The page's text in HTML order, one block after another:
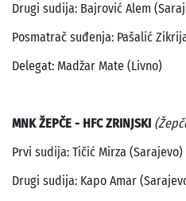
Drugi sudija: Bajrović Alem
Posmatrač suđenja: Pašalić
Delegat: Madžar Mate (Livno)
MNK ŽEPČE - HFC ZRINJSKI
Prvi sudija: Tičić Mirza (Sarajevo)
Drugi sudija: Kapo Amar